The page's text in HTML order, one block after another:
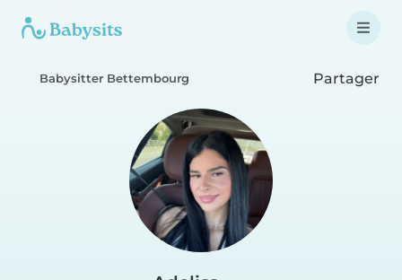
Babysitter Bettembourg Partager